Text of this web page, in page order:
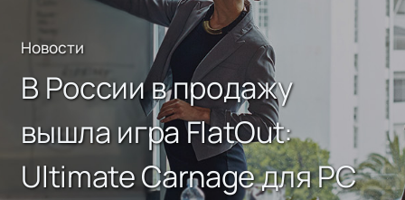
Новости
В России в продажу
вышла игра FlatOut:
Ultimate Carnage для PC